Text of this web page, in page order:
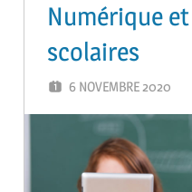
Numérique
scolaires
6 NOVEMBRE 2020